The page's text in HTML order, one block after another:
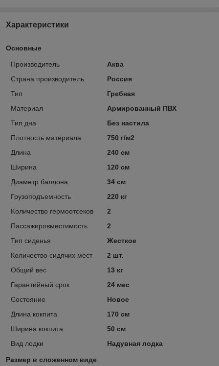
Характеристики
Основные
Производитель
Аква
Страна производитель
Россия
Тип
Гребная
Материал
Армированный ПВХ
Тип дна
Без настила
Плотность материала
750 г/м2
Длина
240 см
Ширина
120 см
Диаметр баллона
34 см
Грузоподъемность
220 кг
Kоличество гермоотсеков
2
Пассажировместимость
2
Тип сиденья
Жесткое
Количество сидячих мест
2 шт.
Общий вес
13 кг
Гарантийный срок
24 мес
Состояние
Новое
Длина кокпита
170 см
Ширина кокпита
50 см
Вид лодки
Надувная лодка
Размер в сложенном виде